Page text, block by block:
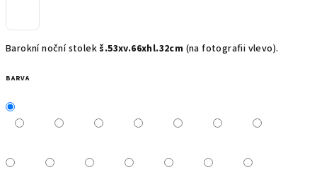
Barokní noční stolekš.53xv.66xhl.32cm (na fotografii vlevo).
BARVA